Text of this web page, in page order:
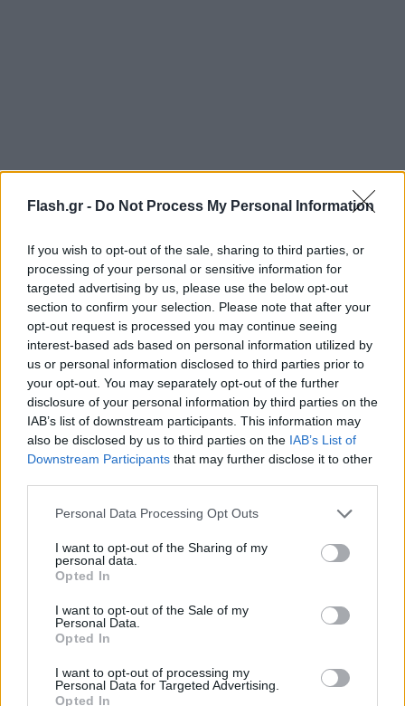
Flash.gr - Do Not Process My Personal Information
If you wish to opt-out of the sale, sharing to third parties, or
processing of your personal or sensitive information for
targeted advertising by us, please use the below opt-out
section to confirm your selection. Please note that after your
opt-out request is processed you may continue seeing
interest-based ads based on personal information utilized by
us or personal information disclosed to third parties prior to
your opt-out. You may separately opt-out of the further
disclosure of your personal information by third parties on the
IAB’s list of downstream participants. This information may
also be disclosed by us to third parties on the IAB’s List of
Downstream Participants that may further disclose it to other
Please note that this website/app uses one or more Google
not limited to your visit or usage behaviour. You may click to
grant or deny consent to Google and its third-party tags to
use your data for below specified purposes in below Google
consent section.
Personal Data Processing Opt Outs
I want to opt-out of the Sharing of my
personal data.
Opted In
I want to opt-out of the Sale of my
Personal Data.
Opted In
I want to opt-out of processing my
Personal Data for Targeted Advertising.
Opted In
Την ίδια ώρα και ενώ οι επίγειες δυνάμεις δεν
βλάστησης και των δέντρων, «ξεπηδούν» νέα
μέτωπα της φωτιάς από αναζωπυρώσεις, κάτι που
δυσχεραίνει πλήρως το πυροσβεστικό έργο.
Μέχρι και τις 19:30 σήμερα, η φωτιά δεν
εξελίσσεται καλά, σύμφωνα με την ενημέρωση της
πυροσβεστικής, καθώς έκανε μια κηλιδωση πίσω
από τη νοτιοδυτική γραμμή άμυνας.
«Το δάσος ήταν η σωτηρία των χωριών μας»
Η φωτιά στο Δάσος της Δασιάς, που προστατεύεται
από Natura, αποτελεί γροθιά στο στομάχι για τους
ένα μέρος αναμνήσεων όσο και μια καταστροφή
στη φυσική ομορφιά της περιοχής, χώρια την
οικολογική.